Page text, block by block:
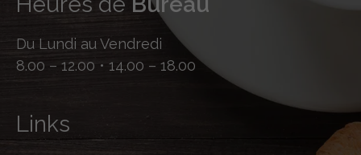
Du Lundi au Vendredi
8.00 – 12.00 • 14.00 – 18.00
Links